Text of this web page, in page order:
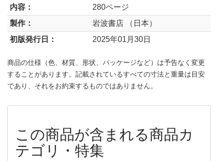
内容：
280ページ
製作：
岩波書店 （日本）
初版発行日：
2025年01月30日
商品の仕様（色、材質、形状、パッケージなど）は予告なく変更
することがあります。記載されているすべての寸法と重量は目安
であり、それをお約束するものではありません。
この商品が含まれる商品カ
テゴリ・特集